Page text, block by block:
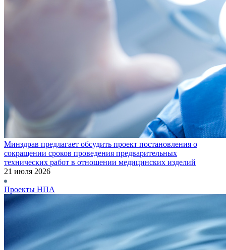
Минздрав предлагает обсудить проект постановления о
сокращении сроков проведения предварительных
технических работ в отношении медицинских изделий
21 июля 2026
Проекты НПА